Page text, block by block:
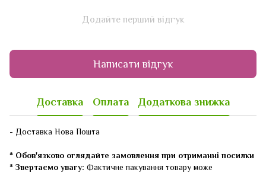
Додайте перший відгук
Написати відгук
Доставка Оплата Додаткова знижка
- Доставка Нова Пошта
* Обов'язково оглядайте замовлення при отриманні посилки
* Звертаємо увагу: Фактичне пакування товару може